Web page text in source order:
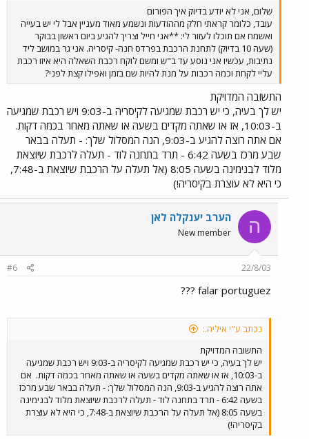
שלום, אני לא יודע בדיוק איך הפורום
עובד, כלומר קראתי חלק מההודעות ונשמע מאוד מעניין אבל לי יש בעייה
ואשמח אם תוכלו לעזור לי: **אני חייל וצריך להגיע ביום ראשון בבוקר
(שעה 10 בדיוק) לתחנת הרכבת בפרדס חנה- קיסריה. אני גר במושב ליד
נתיבות, עכשיו אני נוסע עד ב"ש ומשם לוקח רכבת השאלה היא איזו רכבת
עליי לקחת וכמה רכבות על מנת להיות שם בזמן ואפילו קצת לפני?
התשובה המדויקת
יש לך בעיה, כי יש רכבת שמגיעה לקיסריה ב-9:03 ויש רכבת שמגיעה
ב-10:03, אז או שאתה מקדים בשעה או שאתה מאחר בכמה דקות.
אם אתה רוצה להגיע ב-9:03, הנה המסלול שלך: - תעלה בבאר
שבע מרכז בשעה 6:42 - תרד בתחנה לוד - תעלה לרכבת שיוצאת
מלוד לבנימינה בשעה 8:05 (אל תעלה על הרכבת שיוצאת ב-7:48,
כי היא לא עוצרת בקיסריה!)
ה הערב יענקלה לאן
New member
22/8/03
#6
falar portuguez ???
נכתב ע"י איליה.:
התשובה המדויקת
יש לך בעיה, כי יש רכבת שמגיעה לקיסריה ב-9:03 ויש רכבת שמגיעה
ב-10:03, אז או שאתה מקדים בשעה או שאתה מאחר בכמה דקות.
אם
אתה רוצה להגיע ב-9:03, הנה המסלול שלך: - תעלה בבאר שבע מרכז
בשעה 6:42 - תרד בתחנה לוד - תעלה לרכבת שיוצאת מלוד לבנימינה
בשעה 8:05 (אל תעלה על הרכבת שיוצאת ב-7:48, כי היא לא עוצרת
בקיסריה!)